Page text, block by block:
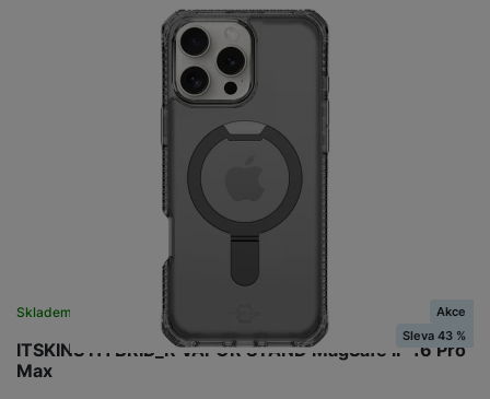
ITSKINS HYBRID_R VAPOR STAND MagSafe iP 16 Pro
Max
Skladem
Akce
Sleva 43 %